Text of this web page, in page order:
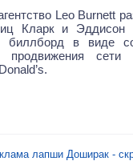
Leo Burnett
Кларк и Эддисон
биллборд в виде
сети
лапши Доширак -